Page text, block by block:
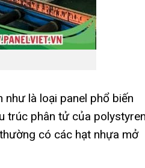
như là loại panel phổ biến
trúc phân tử của
có các hạt nhựa mở